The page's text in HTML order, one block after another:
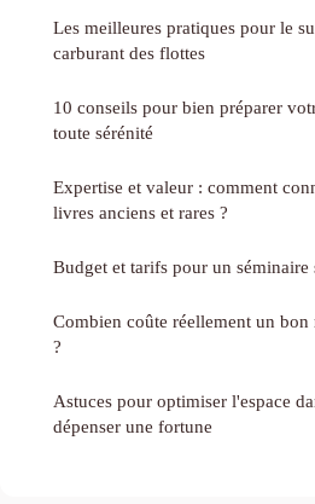
Les meilleures pratiques pour le
carburant des flottes
10 conseils pour bien préparer
toute sérénité
Expertise et valeur : comment
livres anciens et rares ?
Budget et tarifs pour un séminaire
Combien coûte réellement un bon
?
Astuces pour optimiser l'espace
dépenser une fortune